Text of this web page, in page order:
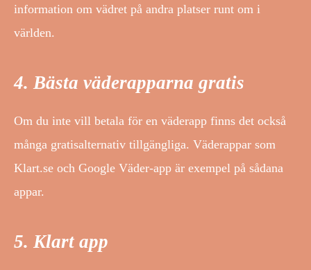
information om vädret på andra platser runt om i
världen.
4. Bästa väderapparna gratis
Om du inte vill betala för en väderapp finns det också
många gratisalternativ tillgängliga. Väderappar som
Klart.se och Google Väder-app är exempel på sådana
appar.
5. Klart app